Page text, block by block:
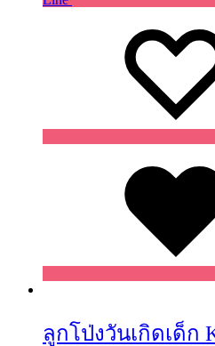
ลูกโป่งวันเกิดเด็ก